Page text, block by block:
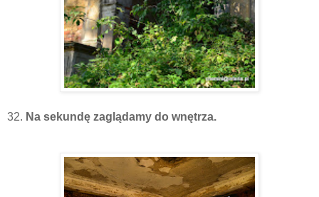
32. Na sekundę zaglądamy do wnętrza.